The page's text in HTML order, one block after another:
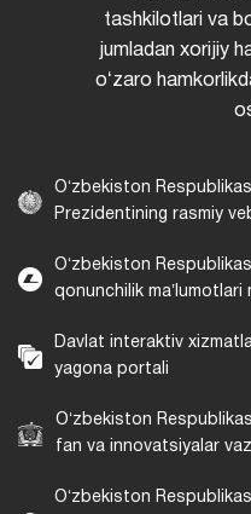
tashkilotlari va
jumladan xorijiy
oʻzaro
Oʻzbekiston
Prezidentining rasmiy
Oʻzbekiston
qonunchilik maʼlumotlari
Davlat interaktiv
yagona portali
Oʻzbekiston
fan va innovatsiyalar
Oʻzbekiston